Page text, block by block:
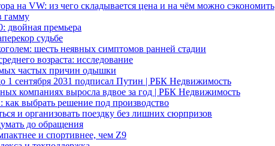
на VW: из чего складывается цена и на чём можно сэкономить
гамму
двойная премьера
судьбе
шесть неявных симптомов ранней стадии
возраста: исследование
частых причин одышки
1 сентября 2031 подписал Путин | РБК Недвижимость
компаниях выросла вдвое за год | РБК Недвижимость
выбрать решение под производство
и организовать поездку без лишних сюрпризов
до обращения
и спортивнее, чем Z9